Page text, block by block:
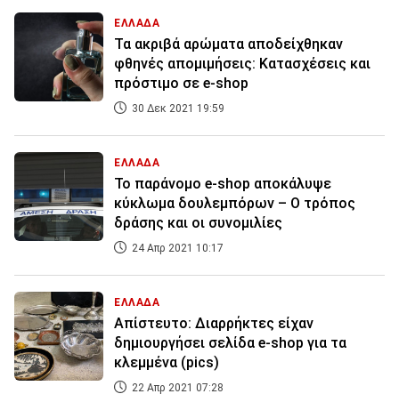
ΕΛΛΑΔΑ
Τα ακριβά αρώματα αποδείχθηκαν
φθηνές απομιμήσεις: Κατασχέσεις και
πρόστιμο σε e-shop
30 Δεκ 2021 19:59
ΕΛΛΑΔΑ
Το παράνομο e-shop αποκάλυψε
κύκλωμα δουλεμπόρων – Ο τρόπος
δράσης και οι συνομιλίες
24 Απρ 2021 10:17
ΕΛΛΑΔΑ
Απίστευτο: Διαρρήκτες είχαν
δημιουργήσει σελίδα e-shop για τα
κλεμμένα (pics)
22 Απρ 2021 07:28